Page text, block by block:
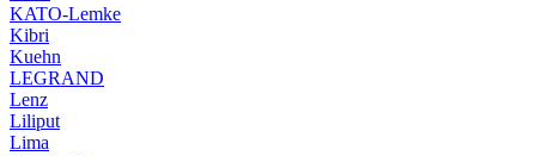
KATO-Lemke
Kibri
Kuehn
LEGRAND
Lenz
Liliput
Lima